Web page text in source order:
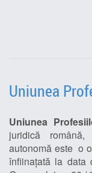
Uniunea
Uniunea
juridică
autonomă este o
înfiinaţată la data